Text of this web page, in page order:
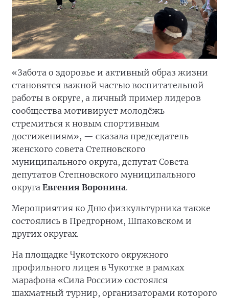
«Забота о здоровье и активный образ жизни
становятся важной частью воспитательной
работы в округе, а личный пример лидеров
сообщества мотивирует молодёжь
стремиться к новым спортивным
достижениям», — сказала председатель
женского совета Степновского
муниципального округа, депутат Совета
депутатов Степновского муниципального
округа Евгения Воронина.
Мероприятия ко Дню физкультурника также
состоялись в Предгорном, Шпаковском и
других округах.
На площадке Чукотского окружного
профильного лицея в Чукотке в рамках
марафона «Сила России» состоялся
шахматный турнир, организаторами которого